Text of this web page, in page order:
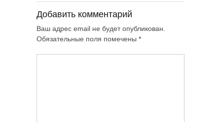
Добавить комментарий
Ваш адрес email не будет опубликован.
Обязательные поля помечены *